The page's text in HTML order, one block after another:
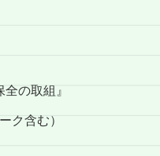
の取組』
含む）